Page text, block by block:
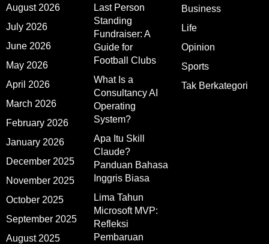
August 2026
July 2026
June 2026
May 2026
April 2026
March 2026
February 2026
January 2026
December 2025
November 2025
October 2025
September 2025
August 2025
Last Person
Standing
Fundraiser: A
Guide for
Football Clubs
What Is a
Consultancy AI
Operating
System?
Apa Itu Skill
Claude?
Panduan Bahasa
Inggris Biasa
Lima Tahun
Microsoft MVP:
Refleksi
Pembaruan
Business
Life
Opinion
Sports
Tak Berkategori